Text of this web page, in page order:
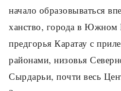
начало образовываться
ханство, города в Южном
предгорья Каратау с
районами, низовья
Сырдарьи, почти весь